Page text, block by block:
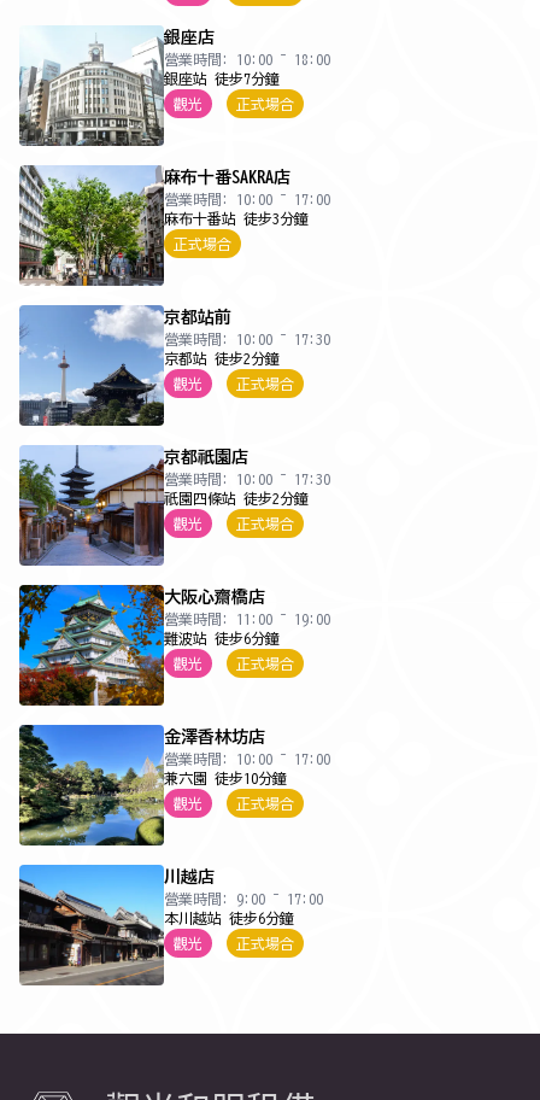
銀座店
營業時間: 10:00 ~ 18:00
銀座站 徒步7分鐘
觀光
正式場合
麻布十番SAKRA店
營業時間: 10:00 ~ 17:00
麻布十番站 徒步3分鐘
正式場合
京都站前
營業時間: 10:00 ~ 17:30
京都站 徒步2分鐘
觀光
正式場合
京都祇園店
營業時間: 10:00 ~ 17:30
祇園四條站 徒步2分鐘
觀光
正式場合
大阪心齋橋店
營業時間: 11:00 ~ 19:00
難波站 徒步6分鐘
觀光
正式場合
金澤香林坊店
營業時間: 10:00 ~ 17:00
兼六園 徒步10分鐘
觀光
正式場合
川越店
營業時間: 9:00 ~ 17:00
本川越站 徒步6分鐘
觀光
正式場合